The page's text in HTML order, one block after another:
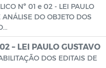
Nº 01 e 02 - LEI PAULO
DO OBJETO DOS
– LEI PAULO GUSTAVO
DOS EDITAIS DE